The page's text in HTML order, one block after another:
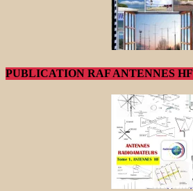
PUBLICATION RAF ANTENNES HF